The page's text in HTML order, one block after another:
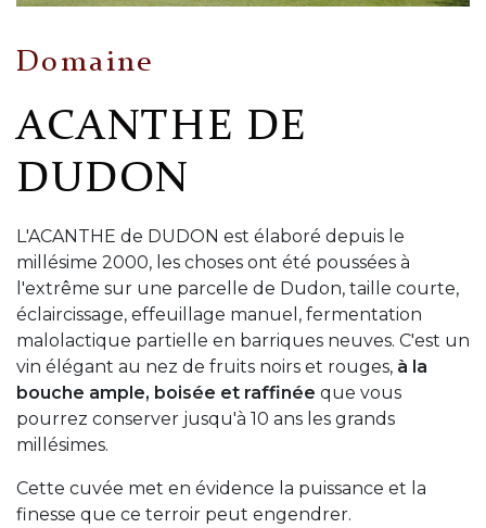
Domaine
ACANTHE DE
DUDON
L'ACANTHE de DUDON est élaboré depuis le
millésime 2000, les choses ont été poussées à
l'extrême sur une parcelle de Dudon, taille courte,
éclaircissage, effeuillage manuel, fermentation
malolactique partielle en barriques neuves. C'est un
vin élégant au nez de fruits noirs et rouges, à la
bouche ample, boisée et raffinée que vous
pourrez conserver jusqu'à 10 ans les grands
millésimes.
Cette cuvée met en évidence la puissance et la
finesse que ce terroir peut engendrer.